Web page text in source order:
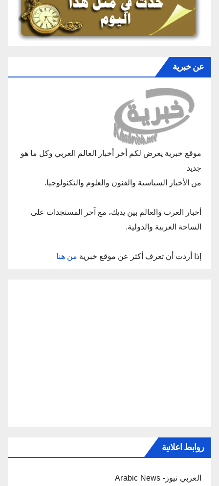
عن خبرية
موقع خبرية يعرض لكم أخر أخبار العالم العربي وكل ما هو
جديد
من الأخبار السياسية والفنون والعلوم والتكنولوجيا.
أخبار العرب والعالم بين يديك، مع آخر المستجدات على
الساحة العربية والدولية.
إذا أردت أن تعرف أكثر عن موقع خبرية من هنا
روابط اعلانية
العربي نيوز- Arabic News